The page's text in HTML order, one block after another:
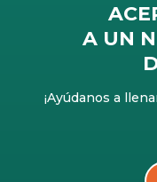
A UN
¡Ayúdanos a